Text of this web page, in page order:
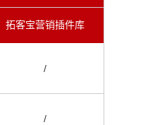
拓客宝营销插件库
/
/